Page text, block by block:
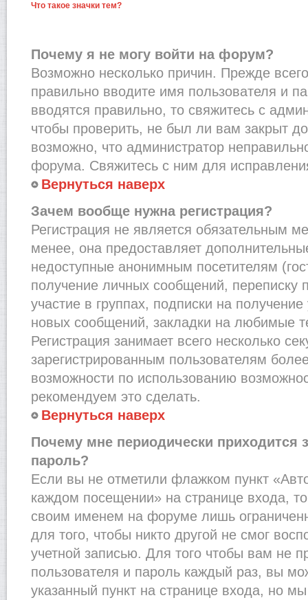
Что такое значки тем?
Почему я не могу войти на форум?
Возможно несколько причин. Прежде
правильно вводите имя пользователя и
вводятся правильно, то свяжитесь с
чтобы проверить, не был ли вам закрыт
возможно, что администратор
форума. Свяжитесь с ним для
Вернуться наверх
Зачем вообще нужна регистрация?
Регистрация не является обязательным
менее, она предоставляет
недоступные анонимным посетителям
получение личных сообщений, переписку
участие в группах, подписки на
новых сообщений, закладки на любимые
Регистрация занимает всего несколько
зарегистрированным пользователям
возможности по использованию
рекомендуем это сделать.
Вернуться наверх
Почему мне периодически приходится
пароль?
Если вы не отметили флажком пункт
каждом посещении» на странице входа,
своим именем на форуме лишь
для того, чтобы никто другой не смог
учетной записью. Для того чтобы вам не
пользователя и пароль каждый раз, вы
указанный пункт на странице входа, но